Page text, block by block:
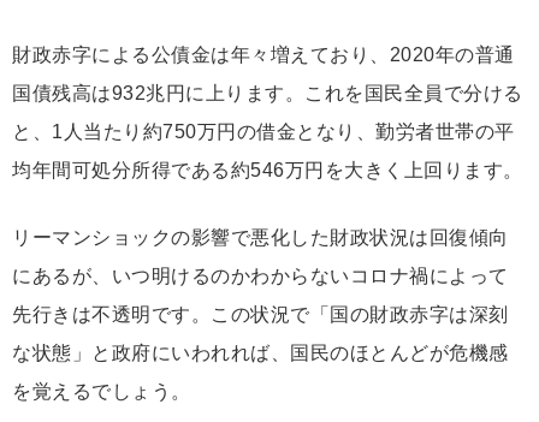
財政赤字による公債金は年々増えており、2020年の普通
国債残高は932兆円に上ります。これを国民全員で分ける
と、1人当たり約750万円の借金となり、勤労者世帯の平
均年間可処分所得である約546万円を大きく上回ります。
リーマンショックの影響で悪化した財政状況は回復傾向
にあるが、いつ明けるのかわからないコロナ禍によって
先行きは不透明です。この状況で「国の財政赤字は深刻
な状態」と政府にいわれれば、国民のほとんどが危機感
を覚えるでしょう。